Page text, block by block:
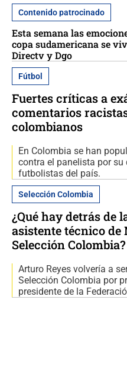
Contenido patrocinado
Esta semana las
copa sudamericana se
Directv y Dgo
Fútbol
Fuertes críticas a
comentarios
colombianos
En Colombia se han
contra el panelista por
futbolistas del país.
Selección Colombia
¿Qué hay detrás de
asistente técnico de
Selección Colombia?
Arturo Reyes volvería a
Selección Colombia por
presidente de la